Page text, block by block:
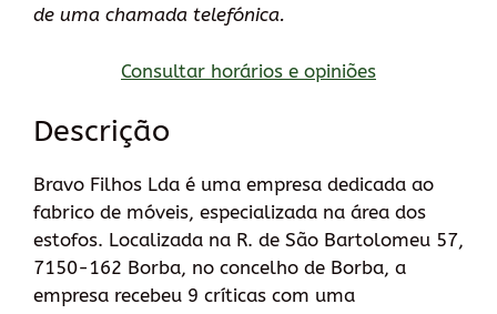
de uma chamada telefónica.
Consultar horários e opiniões
Descrição
Bravo Filhos Lda é uma empresa dedicada ao
fabrico de móveis, especializada na área dos
estofos. Localizada na R. de São Bartolomeu 57,
7150-162 Borba, no concelho de Borba, a
empresa recebeu 9 críticas com uma